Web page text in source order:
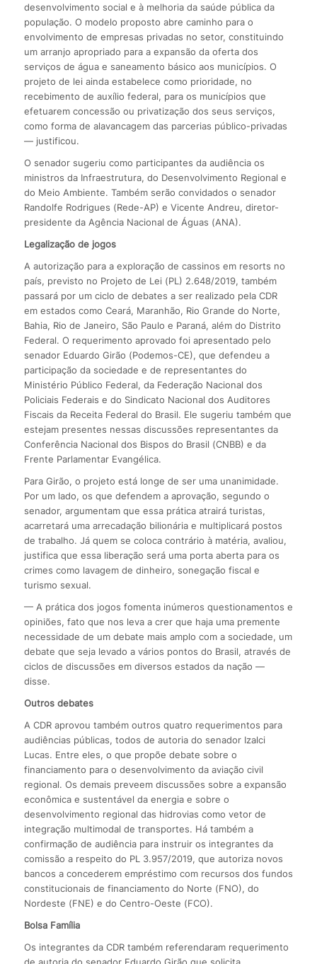
desenvolvimento social e à melhoria da saúde pública da
população. O modelo proposto abre caminho para o
envolvimento de empresas privadas no setor, constituindo
um arranjo apropriado para a expansão da oferta dos
serviços de água e saneamento básico aos municípios. O
projeto de lei ainda estabelece como prioridade, no
recebimento de auxílio federal, para os municípios que
efetuarem concessão ou privatização dos seus serviços,
como forma de alavancagem das parcerias público-privadas
— justificou.
O senador sugeriu como participantes da audiência os
ministros da Infraestrutura, do Desenvolvimento Regional e
do Meio Ambiente. Também serão convidados o senador
Randolfe Rodrigues (Rede-AP) e Vicente Andreu, diretor-
presidente da Agência Nacional de Águas (ANA).
Legalização de jogos
A autorização para a exploração de cassinos em resorts no
país, previsto no Projeto de Lei (PL) 2.648/2019, também
passará por um ciclo de debates a ser realizado pela CDR
em estados como Ceará, Maranhão, Rio Grande do Norte,
Bahia, Rio de Janeiro, São Paulo e Paraná, além do Distrito
Federal. O requerimento aprovado foi apresentado pelo
senador Eduardo Girão (Podemos-CE), que defendeu a
participação da sociedade e de representantes do
Ministério Público Federal, da Federação Nacional dos
Policiais Federais e do Sindicato Nacional dos Auditores
Fiscais da Receita Federal do Brasil. Ele sugeriu também que
estejam presentes nessas discussões representantes da
Conferência Nacional dos Bispos do Brasil (CNBB) e da
Frente Parlamentar Evangélica.
Para Girão, o projeto está longe de ser uma unanimidade.
Por um lado, os que defendem a aprovação, segundo o
senador, argumentam que essa prática atrairá turistas,
acarretará uma arrecadação bilionária e multiplicará postos
de trabalho. Já quem se coloca contrário à matéria, avaliou,
justifica que essa liberação será uma porta aberta para os
crimes como lavagem de dinheiro, sonegação fiscal e
turismo sexual.
— A prática dos jogos fomenta inúmeros questionamentos e
opiniões, fato que nos leva a crer que haja uma premente
necessidade de um debate mais amplo com a sociedade, um
debate que seja levado a vários pontos do Brasil, através de
ciclos de discussões em diversos estados da nação —
disse.
Outros debates
A CDR aprovou também outros quatro requerimentos para
audiências públicas, todos de autoria do senador Izalci
Lucas. Entre eles, o que propõe debate sobre o
financiamento para o desenvolvimento da aviação civil
regional. Os demais preveem discussões sobre a expansão
econômica e sustentável da energia e sobre o
desenvolvimento regional das hidrovias como vetor de
integração multimodal de transportes. Há também a
confirmação de audiência para instruir os integrantes da
comissão a respeito do PL 3.957/2019, que autoriza novos
bancos a concederem empréstimo com recursos dos fundos
constitucionais de financiamento do Norte (FNO), do
Nordeste (FNE) e do Centro-Oeste (FCO).
Bolsa Família
Os integrantes da CDR também referendaram requerimento
de autoria do senador Eduardo Girão que solicita